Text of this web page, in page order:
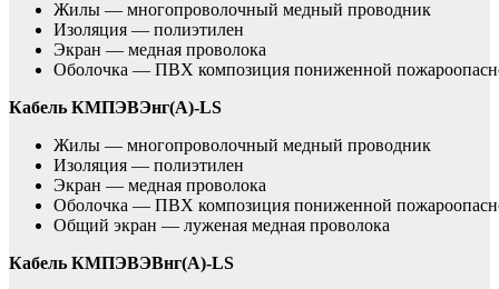
Жилы — многопроволочный медный проводник
Изоляция — полиэтилен
Экран — медная проволока
Оболочка — ПВХ композиция пониженной
Кабель КМПЭВЭнг(А)-LS
Жилы — многопроволочный медный проводник
Изоляция — полиэтилен
Экран — медная проволока
Оболочка — ПВХ композиция пониженной
Общий экран — луженая медная проволока
Кабель КМПЭВЭВнг(А)-LS